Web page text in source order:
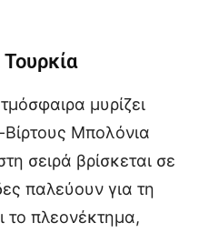
Τουρκία
μυρίζει
Βίρτους Μπολόνια
σειρά βρίσκεται σε
παλεύουν για τη
το πλεονέκτημα,